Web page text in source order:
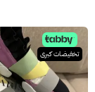
تخفيضات كبرى